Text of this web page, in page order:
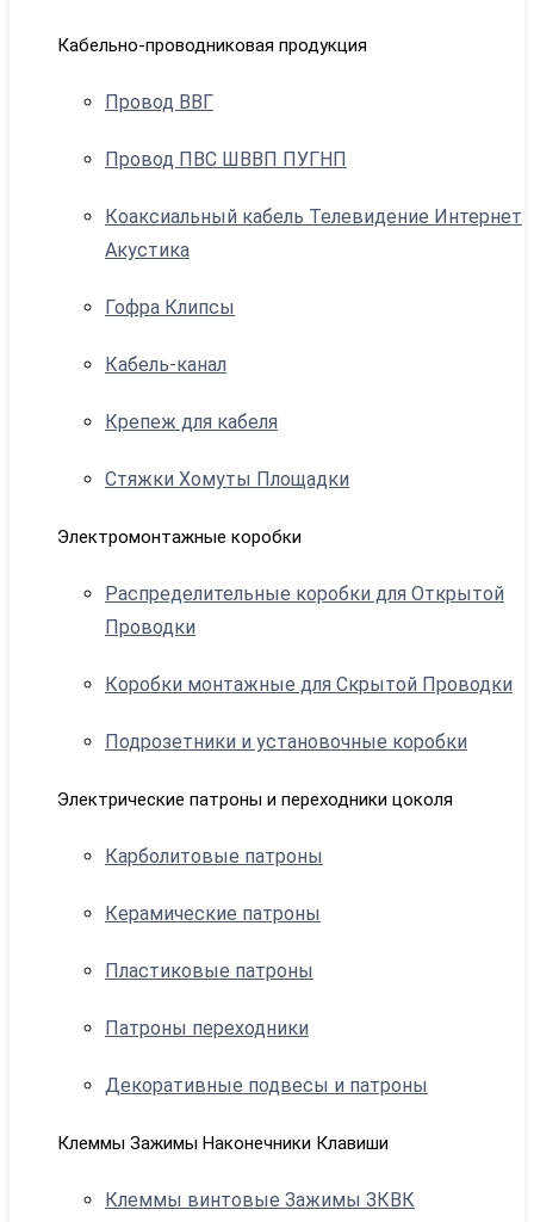
Кабельно-проводниковая продукция
Провод ВВГ
Провод ПВС ШВВП ПУГНП
Коаксиальный кабель Телевидение Интернет
Акустика
Гофра Клипсы
Кабель-канал
Крепеж для кабеля
Стяжки Хомуты Площадки
Электромонтажные коробки
Распределительные коробки для Открытой
Проводки
Коробки монтажные для Скрытой Проводки
Подрозетники и установочные коробки
Электрические патроны и переходники цоколя
Карболитовые патроны
Керамические патроны
Пластиковые патроны
Патроны переходники
Декоративные подвесы и патроны
Клеммы Зажимы Наконечники Клавиши
Клеммы винтовые Зажимы ЗКВК